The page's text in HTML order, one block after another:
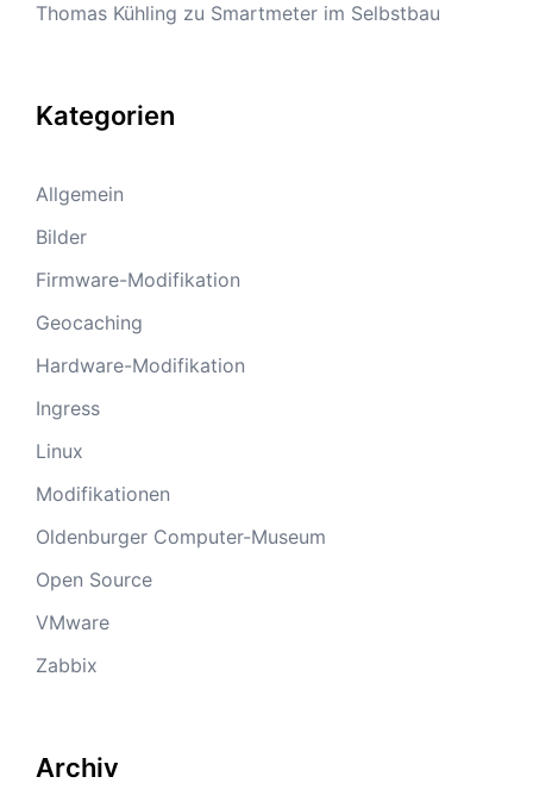
Thomas Kühling zu Smartmeter im Selbstbau
Kategorien
Allgemein
Bilder
Firmware-Modifikation
Geocaching
Hardware-Modifikation
Ingress
Linux
Modifikationen
Oldenburger Computer-Museum
Open Source
VMware
Zabbix
Archiv